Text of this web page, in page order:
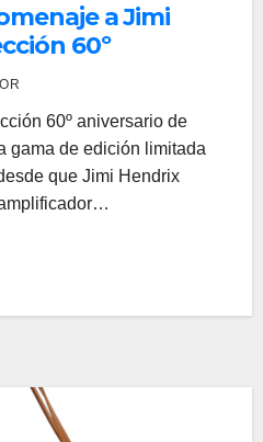
a Jimi
60º
cósmica
60º aniversario de
gama de edición limitada
que Jimi Hendrix